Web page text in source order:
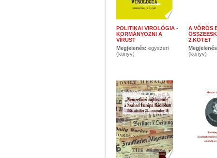
POLITIKAI VIROLÓGIA -
KORMÁNYOZNI A
VÍRUST
Megjelenés: egyszeri
(könyv)
A VÖRÖS
2.KÖTET
(könyv)